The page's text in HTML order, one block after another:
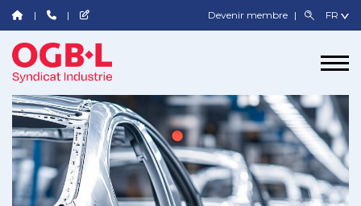
Devenir membre